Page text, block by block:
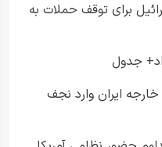
برای توقف حملات به
ایران وارد نجف